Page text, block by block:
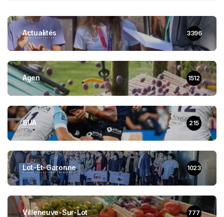
Actualités 3396
Agen 1512
SUA 215
Lot-Et-Garonne 1023
Villeneuve-Sur-Lot 777